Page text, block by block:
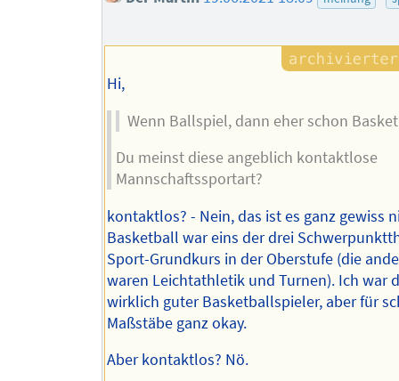
Hi,
Wenn Ballspiel, dann eher schon
Du meinst diese angeblich kontaktlose
Mannschaftssportart?
kontaktlos? - Nein, das ist es ganz gewiss
Basketball war eins der drei
Sport-Grundkurs in der Oberstufe (die
waren Leichtathletik und Turnen). Ich war
wirklich guter Basketballspieler, aber für
Maßstäbe ganz okay.
Aber kontaktlos? Nö.